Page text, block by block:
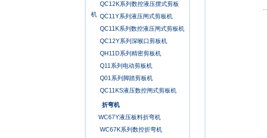
QC12K系列数控液压摆式剪板
机 QC11Y系列液压闸式剪板机
QC11K系列数控液压闸式剪板机
QC12Y系列深喉口剪板机
QH11D系列精密剪板机
Q11系列电动剪板机
Q01系列脚踏剪板机
QC11KS液压数控闸式剪板机
折弯机
WC67Y液压板料折弯机
WC67K系列数控折弯机